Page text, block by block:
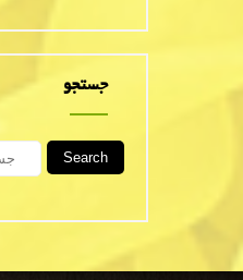
جستجو
Search